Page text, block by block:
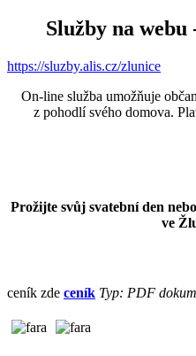
Služby na webu
https://sluzby.alis.cz/zlunice
On-line služba umožňuje
z pohodlí svého domova.
Prožijte svůj svatební den
ve
ceník zde ceník Typ: PDF